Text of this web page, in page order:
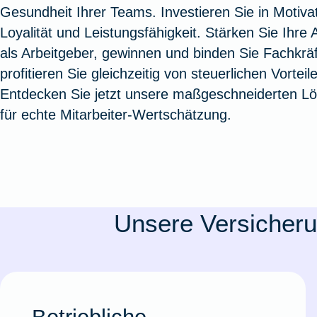
Oldtimerversicherung
Fahrradversicherung
Zur Produktübersicht
Rundum-
Haus-
Jagd-
Jäger-
Augenzusatzversicherung
Pflegemonatsgeld
Zur Produktübersicht
Zur
Zur
Vermögensschadenversicherung
Cyber-Versicherung
Zur Serviceübersicht
Gesundheit Ihrer Teams. Investieren Sie in
Loyalität und Leistungsfähigkeit. Stärken Sie Ihre
als Arbeitgeber, gewinnen und binden Sie
profitieren Sie gleichzeitig von steuerlichen
Entdecken Sie jetzt unsere maßgeschneiderten
für echte Mitarbeiter-Wertschätzung.
Unsere